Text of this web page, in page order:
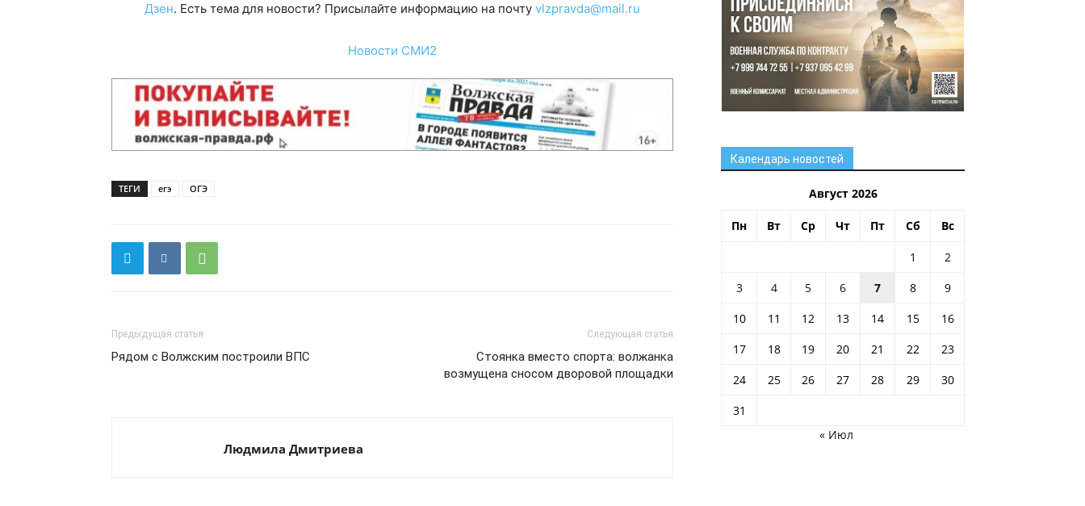
Дзен. Есть тема для новости? Присылайте информацию на почту vlzpravda@mail.ru
Новости СМИ2
ТЕГИ егэ ОГЭ
Предыдущая статья
Рядом с Волжским построили ВПС
Следующая статья
Стоянка вместо спорта: волжанка
возмущена сносом дворовой площадки
Людмила Дмитриева
Календарь новостей
Август 2026
Пн Вт Ср Чт Пт Сб Вс
1
2
3
4 5 6 7 8
9
10
11 12 13 14 15
16
17
18 19 20 21 22
23
24
25 26 27 28 29
30
31
« Июл